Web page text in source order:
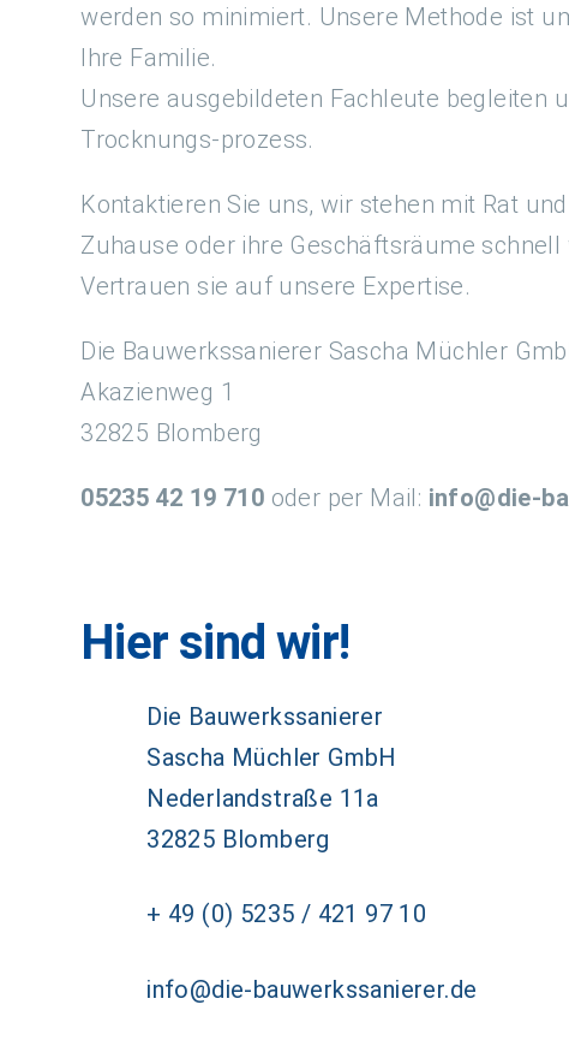
werden so minimiert. Unsere Methode ist
Ihre Familie.
Unsere ausgebildeten Fachleute begleiten
Trocknungs-prozess.
Kontaktieren Sie uns, wir stehen mit Rat
Zuhause oder ihre Geschäftsräume
Vertrauen sie auf unsere Expertise.
Die Bauwerkssanierer Sascha Müchler
Akazienweg 1
32825 Blomberg
05235 42 19 710 oder per Mail: info@die-
Hier sind wir!
Die Bauwerkssanierer
Sascha Müchler GmbH
Nederlandstraße 11a
32825 Blomberg
+ 49 (0) 5235 / 421 97 10
info@die-bauwerkssanierer.de